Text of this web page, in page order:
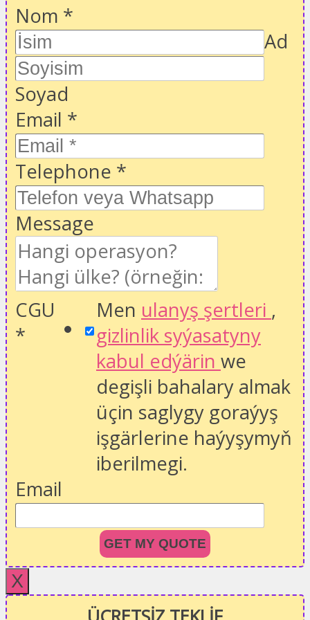
Nom *
Ad
Soyad
Email *
Telephone *
Message
CGU
*
Men ulanyş şertleri ,
gizlinlik syýasatyny
kabul edýärin we
degişli bahalary almak
üçin saglygy goraýyş
işgärlerine haýyşymyň
iberilmegi.
Email
GET MY QUOTE
X